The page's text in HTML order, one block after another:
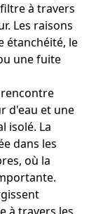
à travers
Les raisons
étanchéité, le
une fuite
d'eau et une
isolé. La
dans les
où la